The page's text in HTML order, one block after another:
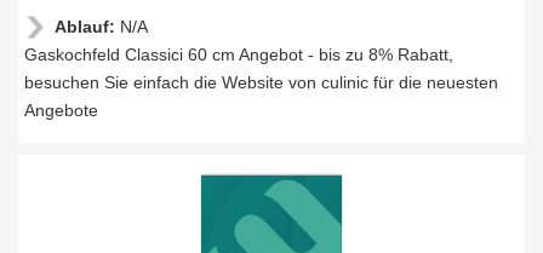
Ablauf: N/A
Gaskochfeld Classici 60 cm Angebot - bis zu 8% Rabatt,
besuchen Sie einfach die Website von culinic für die neuesten
Angebote